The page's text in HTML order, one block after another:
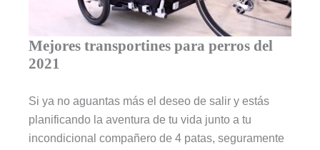
Mejores transportines para perros del
2021
Si ya no aguantas más el deseo de salir y estás
planificando la aventura de tu vida junto a tu
incondicional compañero de 4 patas, seguramente